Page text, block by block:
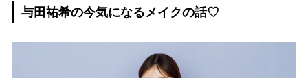
与田祐希の今気になるメイクの話♡